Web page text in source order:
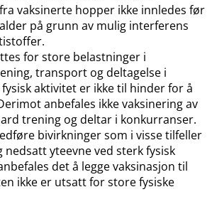
vaksinerte hopper ikke innledes før
på grunn av mulig interferens
for store belastninger i
transport og deltagelse i
aktivitet er ikke til hinder for å
anbefales ikke vaksinering av
trening og deltar i konkurranser.
bivirkninger som i visse tilfeller
nedsatt yteevne ved sterk fysisk
det å legge vaksinasjon til
ikke er utsatt for store fysiske